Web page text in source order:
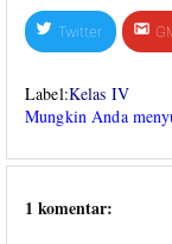
Twitter
Label:Kelas IV
Mungkin Anda
1 komentar: